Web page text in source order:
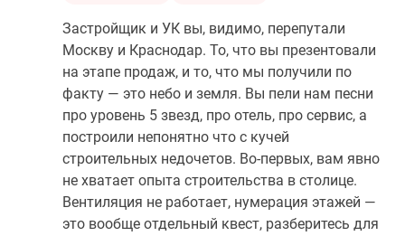
Застройщик и УК вы, видимо, перепутали
Москву и Краснодар. То, что вы презентовали
на этапе продаж, и то, что мы получили по
факту — это небо и земля. Вы пели нам песни
про уровень 5 звезд, про отель, про сервис, а
построили непонятно что с кучей
строительных недочетов. Во-первых, вам явно
не хватает опыта строительства в столице.
Вентиляция не работает, нумерация этажей —
это вообще отдельный квест, разберитесь для